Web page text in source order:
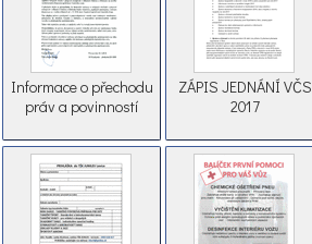
Informace o přechodu
práv a povinností
ZÁPIS JEDNÁNÍ VČS
2017